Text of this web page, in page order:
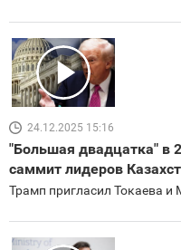
24.12.2025 15:16
"Большая двадцатка" в
саммит лидеров
Трамп пригласил Токаева